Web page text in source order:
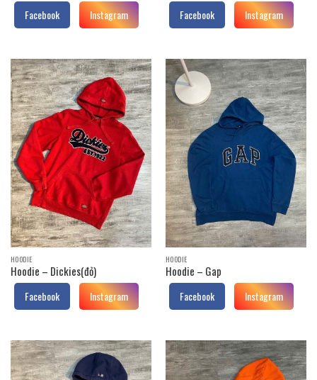
Facebook Instagram Facebook Instagram
HOODIE
Hoodie – Dickies(đỏ)
Facebook Instagram
HOODIE
Hoodie – Gap
Facebook Instagram